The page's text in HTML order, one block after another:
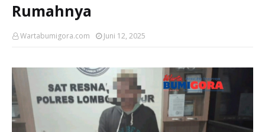
Rumahnya
Wartabumigora.com Juni 12, 2025